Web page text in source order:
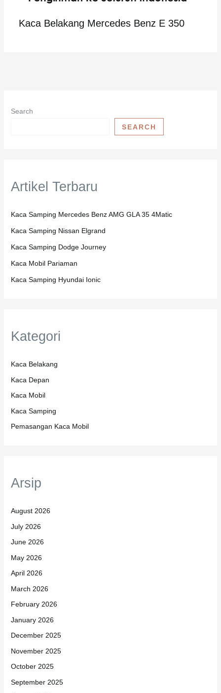
Kaca Belakang Mercedes Benz E 350
Search
SEARCH
Artikel Terbaru
Kaca Samping Mercedes Benz AMG GLA 35 4Matic
Kaca Samping Nissan Elgrand
Kaca Samping Dodge Journey
Kaca Mobil Pariaman
Kaca Samping Hyundai Ionic
Kategori
Kaca Belakang
Kaca Depan
Kaca Mobil
Kaca Samping
Pemasangan Kaca Mobil
Arsip
August 2026
July 2026
June 2026
May 2026
April 2026
March 2026
February 2026
January 2026
December 2025
November 2025
October 2025
September 2025